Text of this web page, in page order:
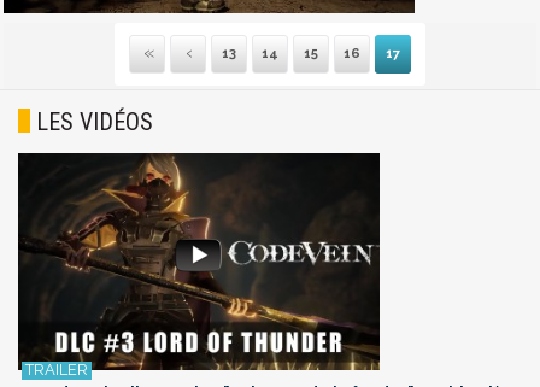
Première
Précédente
13 14 15 16 17
LES VIDÉOS